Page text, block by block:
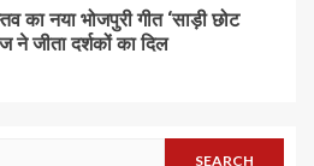
का नया भोजपुरी गीत ‘साड़ी छोट
ने जीता दर्शकों का दिल